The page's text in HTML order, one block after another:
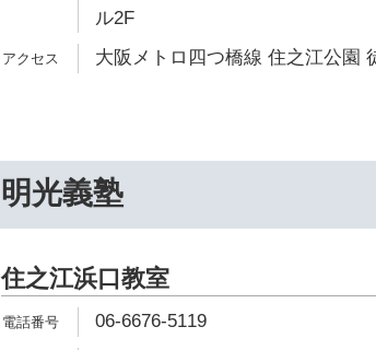
ル2F
大阪メトロ四つ橋線 住之江公園
明光義塾
住之江浜口教室
06-6676-5119